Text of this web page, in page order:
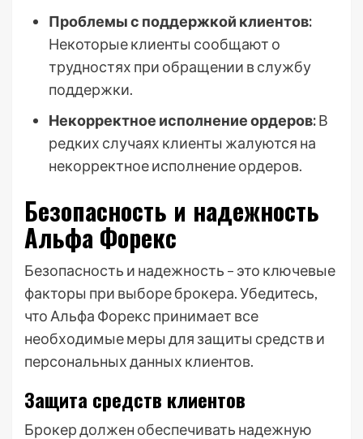
Проблемы с поддержкой клиентов:
Некоторые клиенты сообщают о
трудностях при обращении в службу
поддержки.
Некорректное исполнение ордеров:В
редких случаях клиенты жалуются на
некорректное исполнение ордеров.
Безопасность и надежность
Альфа Форекс
Безопасность и надежность – это ключевые
факторы при выборе брокера. Убедитесь,
что Альфа Форекс принимает все
необходимые меры для защиты средств и
персональных данных клиентов.
Защита средств клиентов
Брокер должен обеспечивать надежную